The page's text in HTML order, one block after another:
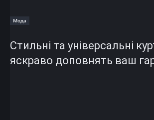
Мода
Стильні та універсальні
яскраво доповнять ваш